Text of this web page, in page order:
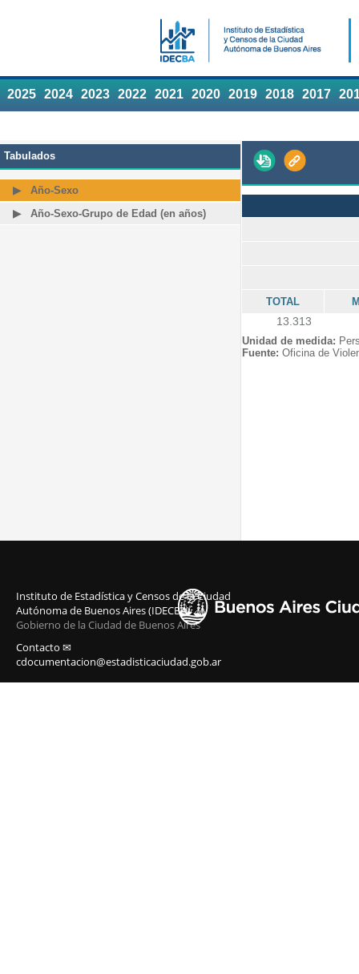
2025 2024 2023 2022 2021 2020 2019 2018 2017
Tabulados
Año-Sexo
Año-Sexo-Grupo de Edad (en años)
TOTAL
13.313
Unidad de medida:
Fuente: Oficina de
Instituto de Estadística y Censos de la Ciudad
Autónoma de Buenos Aires (IDECBA)
Gobierno de la Ciudad de Buenos Aires
Contacto ✉
cdocumentacion@estadisticaciudad.gob.ar